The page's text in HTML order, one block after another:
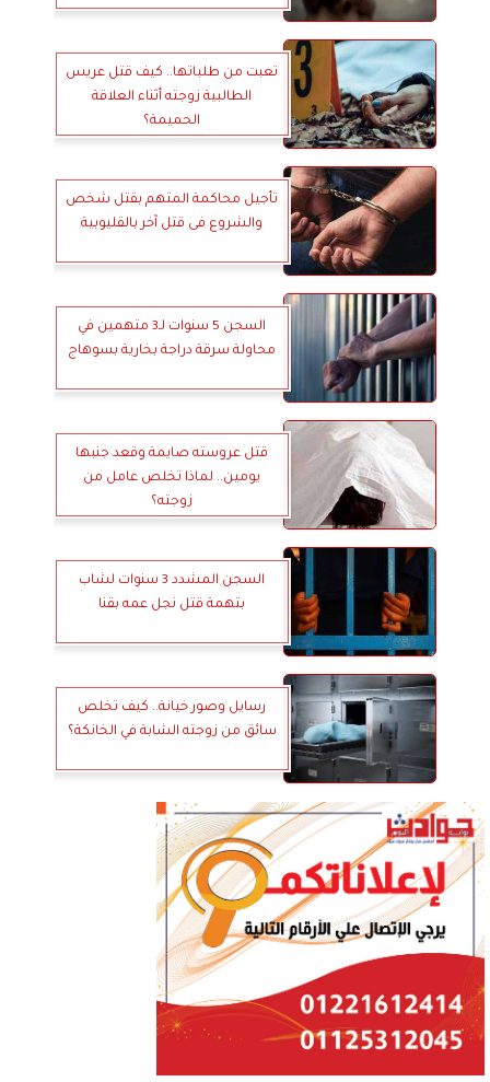
تعبت من طلباتها.. كيف قتل عريس
الطالبية زوجته أثناء العلاقة
الحميمة؟
تأجيل محاكمة المتهم بقتل شخص
والشروع فى قتل آخر بالقليوبية
السجن 5 سنوات لـ3 متهمين في
محاولة سرقة دراجة بخارية بسوهاج
قتل عروسته صايمة وقعد جنبها
يومين.. لماذا تخلص عامل من
زوجته؟
السجن المشدد 3 سنوات لشاب
بتهمة قتل نجل عمه بقنا
رسايل وصور خيانة.. كيف تخلص
سائق من زوجته الشابة في الخانكة؟